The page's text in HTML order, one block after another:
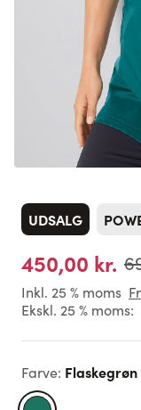
UDSALG
450,00 kr.
Inkl. 25 % moms
Ekskl. 25 % moms:
Farve: Flaskegrøn